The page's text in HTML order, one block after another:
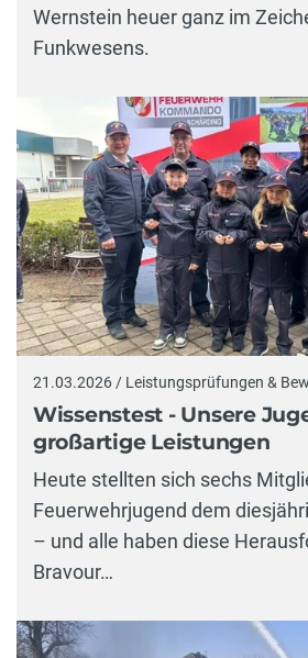
Wernstein heuer ganz im
Funkwesens.
21.03.2026 / Leistungsprüfungen &
Wissenstest - Unsere
großartige Leistungen
Heute stellten sich sechs
Feuerwehrjugend dem
– und alle haben diese
Bravour…